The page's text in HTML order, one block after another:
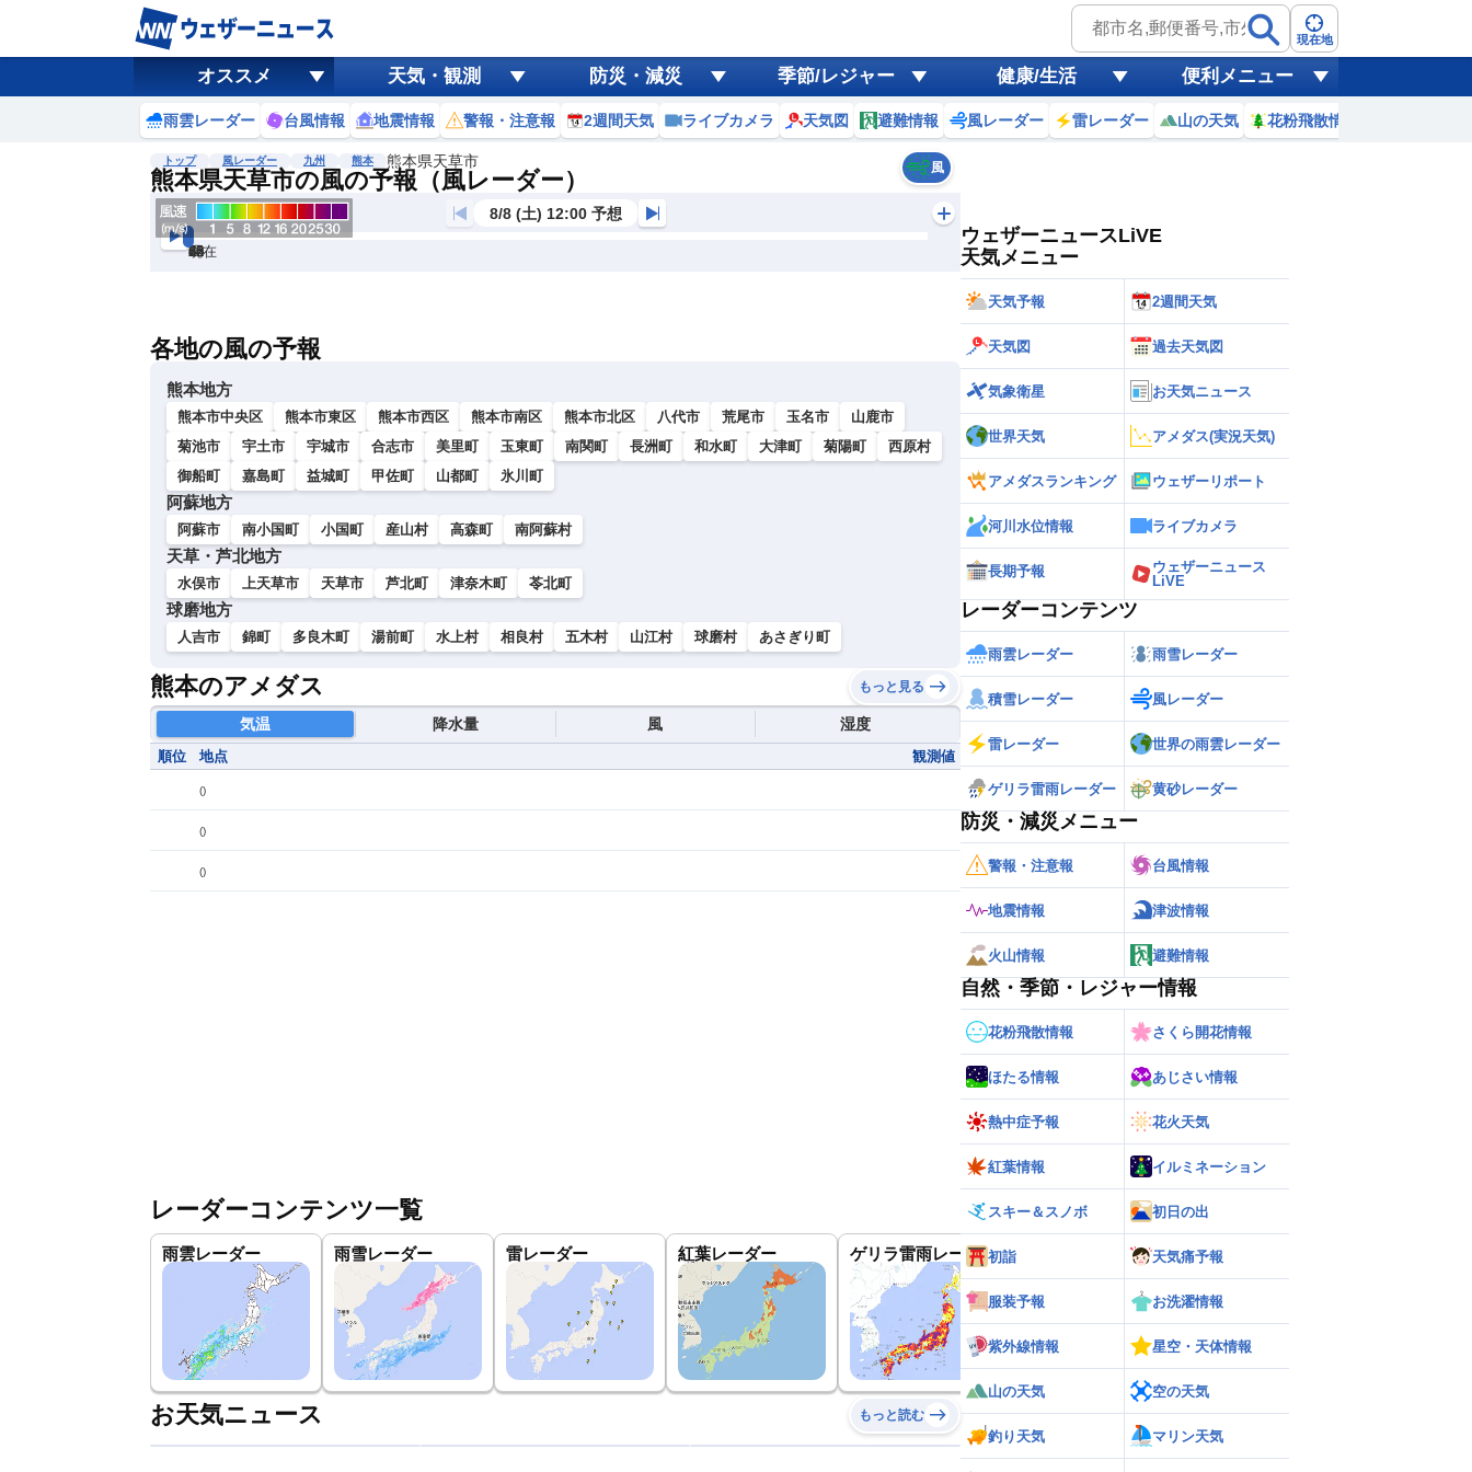
現在地
オススメ 天気・観測 防災・減災 季節/レジャー 健康/生活 便利メニュー
雨雲レーダー 台風情報 地震情報 警報・注意報 2週間天気 ライブカメラ 天気図 避難情報 風レーダー 雷レーダー 山の天気 花粉飛散情報
トップ 風レーダー 九州 熊本 熊本県天草市
熊本県天草市の風の予報（風レーダー） 風
風
黄砂
天気 台風
8/8 (土) 12:00 予想
現在
6h
12
24
36
48
60
72
各地の風の予報
熊本地方
熊本市中央区 熊本市東区 熊本市西区 熊本市南区 熊本市北区 八代市 荒尾市 玉名市
山鹿市
菊池市
宇土市 宇城市 合志市 美里町 玉東町 南関町 長洲町 和水町 大津町 菊陽町
西原村
御船町
嘉島町 益城町 甲佐町 山都町 氷川町
阿蘇地方
阿蘇市 南小国町 小国町 産山村 高森町 南阿蘇村
天草・芦北地方
水俣市 上天草市 天草市 芦北町 津奈木町 苓北町
球磨地方
人吉市 錦町 多良木町 湯前町 水上村 相良村 五木村 山江村 球磨村 あさぎり町
熊本のアメダス もっと見る
気温 降水量 風 湿度
順位 地点 観測値
()
()
()
レーダーコンテンツ一覧
雨雲レーダー 雨雪レーダー 雷レーダー 紅葉レーダー ゲリラ雷雨レーダー 世界の雨雲レーダー
お天気ニュース もっと読む
ウェザーニュースLiVE
天気メニュー
天気予報 2週間天気
天気図 過去天気図
気象衛星 お天気ニュース
世界天気 アメダス(実況天気)
アメダスランキング ウェザーリポート
河川水位情報 ライブカメラ
長期予報
ウェザーニュース
LiVE
レーダーコンテンツ
雨雲レーダー 雨雪レーダー
積雪レーダー 風レーダー
雷レーダー 世界の雨雲レーダー
ゲリラ雷雨レーダー 黄砂レーダー
防災・減災メニュー
警報・注意報 台風情報
地震情報 津波情報
火山情報 避難情報
自然・季節・レジャー情報
花粉飛散情報 さくら開花情報
ほたる情報 あじさい情報
熱中症予報 花火天気
紅葉情報 イルミネーション
スキー＆スノボ 初日の出
初詣 天気痛予報
服装予報 お洗濯情報
紫外線情報 星空・天体情報
山の天気 空の天気
釣り天気 マリン天気